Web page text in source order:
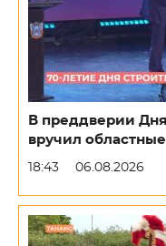
В преддверии
вручил
18:43 06.08.2026